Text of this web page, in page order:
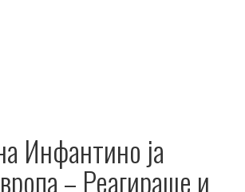
Инфантино ја
– Реагираше и